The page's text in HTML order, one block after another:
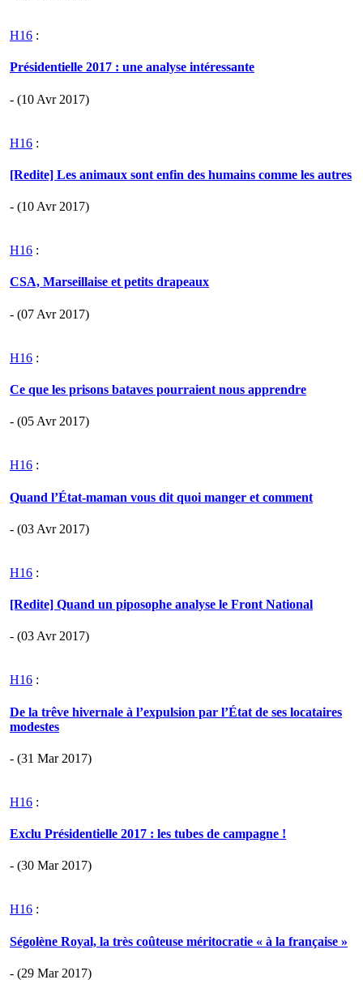
H16 :
Présidentielle 2017 : une analyse intéressante
- (10 Avr 2017)
H16 :
[Redite] Les animaux sont enfin des humains comme les autres
- (10 Avr 2017)
H16 :
CSA, Marseillaise et petits drapeaux
- (07 Avr 2017)
H16 :
Ce que les prisons bataves pourraient nous apprendre
- (05 Avr 2017)
H16 :
Quand l’État-maman vous dit quoi manger et comment
- (03 Avr 2017)
H16 :
[Redite] Quand un piposophe analyse le Front National
- (03 Avr 2017)
H16 :
De la trêve hivernale à l’expulsion par l’État de ses locataires
modestes
- (31 Mar 2017)
H16 :
Exclu Présidentielle 2017 : les tubes de campagne !
- (30 Mar 2017)
H16 :
Ségolène Royal, la très coûteuse méritocratie « à la française »
- (29 Mar 2017)